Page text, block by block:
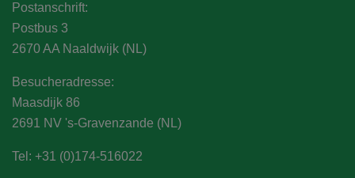
Postanschrift:
Postbus 3
2670 AA Naaldwijk (NL)
Besucheradresse:
Maasdijk 86
2691 NV 's-Gravenzande (NL)
Tel: +31 (0)174-516022